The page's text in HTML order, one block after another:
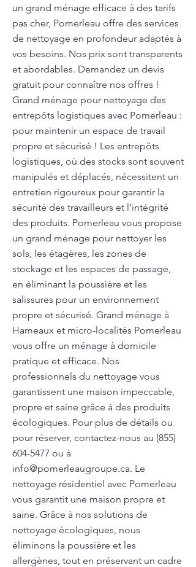
un grand ménage efficace à des tarifs
pas cher, Pomerleau offre des services
de nettoyage en profondeur adaptés à
vos besoins. Nos prix sont transparents
et abordables. Demandez un devis
gratuit pour connaître nos offres !
Grand ménage pour nettoyage des
entrepôts logistiques avec Pomerleau :
pour maintenir un espace de travail
propre et sécurisé ! Les entrepôts
logistiques, où des stocks sont souvent
manipulés et déplacés, nécessitent un
entretien rigoureux pour garantir la
sécurité des travailleurs et l’intégrité
des produits. Pomerleau vous propose
un grand ménage pour nettoyer les
sols, les étagères, les zones de
stockage et les espaces de passage,
en éliminant la poussière et les
salissures pour un environnement
propre et sécurisé. Grand ménage à
Hameaux et micro-localités Pomerleau
vous offre un ménage à domicile
pratique et efficace. Nos
professionnels du nettoyage vous
garantissent une maison impeccable,
propre et saine grâce à des produits
écologiques. Pour plus de détails ou
pour réserver, contactez-nous au (855)
604-5477 ou à
info@pomerleaugroupe.ca. Le
nettoyage résidentiel avec Pomerleau
vous garantit une maison propre et
saine. Grâce à nos solutions de
nettoyage écologiques, nous
éliminons la poussière et les
allergènes, tout en préservant un cadre